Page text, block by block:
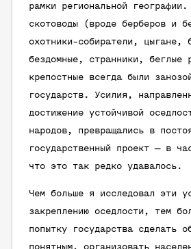
рамки региональной
скотоводы (вроде берберов и
охотники-собиратели, цыгане,
бездомные, странники, беглые
крепостные всегда были
государств. Усилия,
достижение устойчивой
народов, превращались в
государственный проект — в
что это так редко удавалось.
Чем больше я исследовал эти
закреплению оседлости, тем
попытку государства сделать